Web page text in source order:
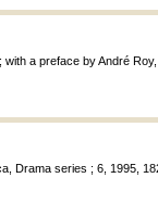
a preface by André Roy,
Drama series ; 6, 1995,